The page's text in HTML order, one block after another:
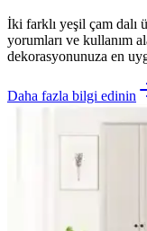
İki farklı yeşil çam dalı
yorumları ve kullanım
dekorasyonunuza en
Daha fazla bilgi edinin